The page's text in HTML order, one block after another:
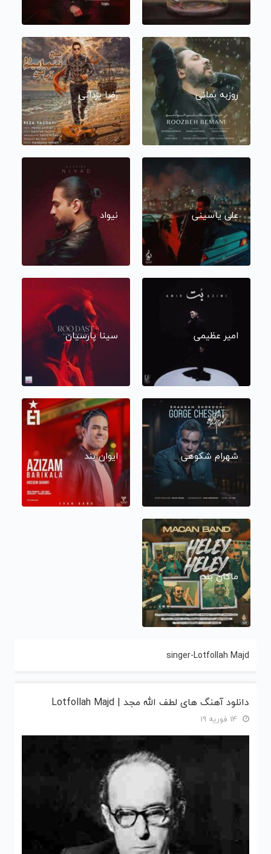
روزبه بمانی رضا یزدانی
علی یاسینی نیواد
امیر عظیمی سینا پارسیان
شهرام شکوهی ایوان بند
ماکان بند
singer-Lotfollah Majd
دانلود آهنگ های لطف الله مجد | Lotfollah Majd